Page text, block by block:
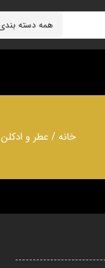
خانه/ عطر و ادکلن